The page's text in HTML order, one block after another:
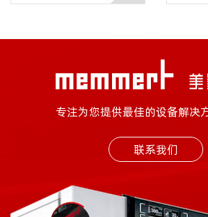
专注为您提供最佳的设备解决
联系我们